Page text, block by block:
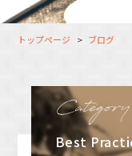
長崎オフィス
福岡コネクトオフ
松山オフィス
広島オフィス
利用者（クルー）デ
トップページ ブログ
Best